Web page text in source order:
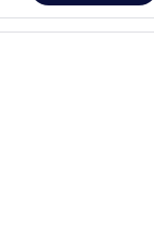
mit einem